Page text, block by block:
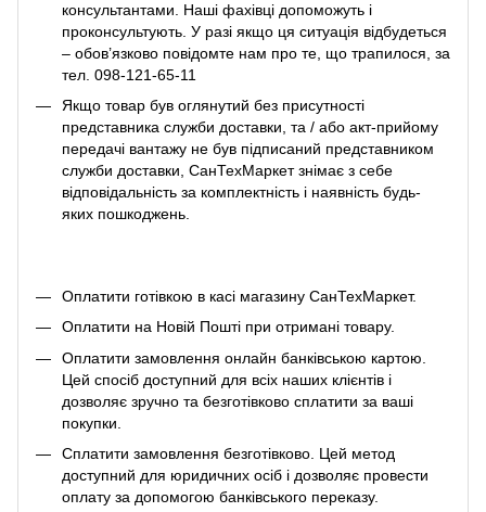
консультантами. Наші фахівці допоможуть і
проконсультують. У разі якщо ця ситуація відбудеться
– обов’язково повідомте нам про те, що трапилося, за
тел. 098-121-65-11
Якщо товар був оглянутий без присутності
представника служби доставки, та / або акт-прийому
передачі вантажу не був підписаний представником
служби доставки, СанТехМаркет знімає з себе
відповідальність за комплектність і наявність будь-
яких пошкоджень.
Оплатити готівкою в касі магазину СанТехМаркет.
Оплатити на Новій Пошті при отримані товару.
Оплатити замовлення онлайн банківською картою.
Цей спосіб доступний для всіх наших клієнтів і
дозволяє зручно та безготівково сплатити за ваші
покупки.
Сплатити замовлення безготівково. Цей метод
доступний для юридичних осіб і дозволяє провести
оплату за допомогою банківського переказу.